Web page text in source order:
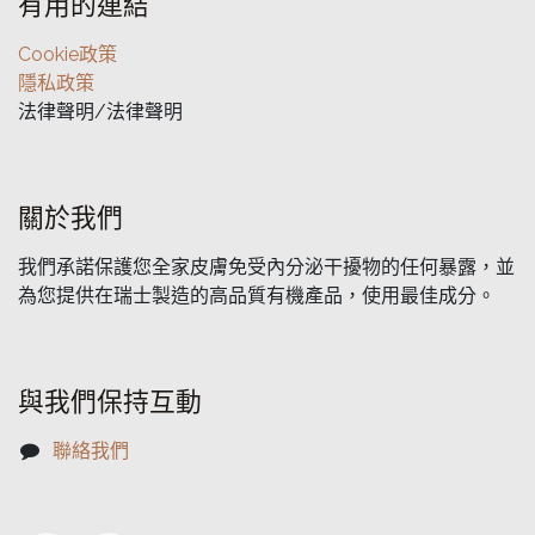
Cookie政策
隱私政策
法律聲明/法律聲明
關於我們
我們承諾保護您全家皮膚免受內分泌干擾物的任何暴露，並
為您提供在瑞士製造的高品質有機產品，使用最佳成分。
與我們保持互動
聯絡我們